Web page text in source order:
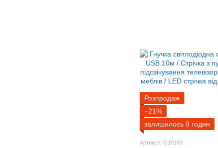
Розпродаж
−21%
залишилось 9 годин
Артикул: G10183